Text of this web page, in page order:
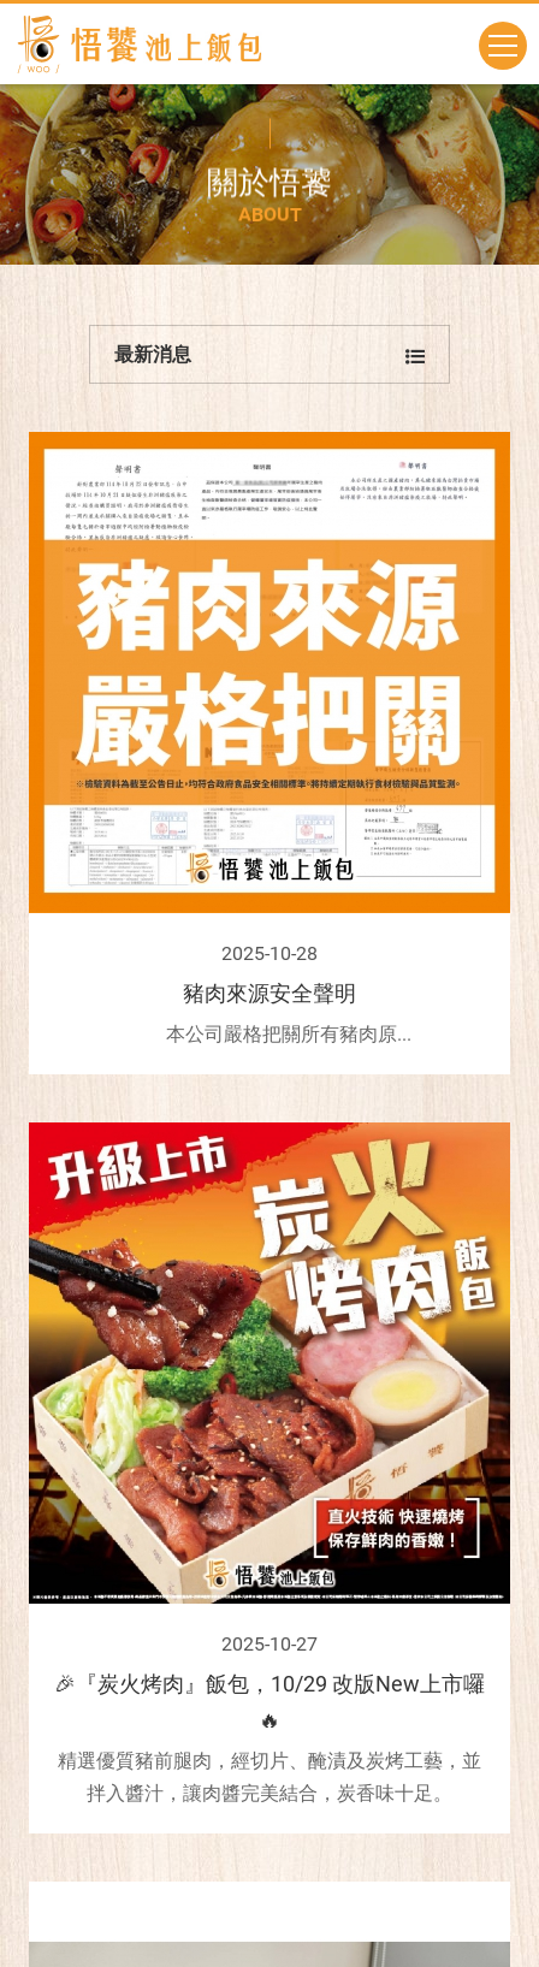
關於悟饕
ABOUT
最新消息
2025-10-28
豬肉來源安全聲明
本公司嚴格把關所有豬肉原...
2025-10-27
🎉『炭火烤肉』飯包，10/29 改版New上市囉
🔥
精選優質豬前腿肉，經切片、醃漬及炭烤工藝，並
拌入醬汁，讓肉醬完美結合，炭香味十足。